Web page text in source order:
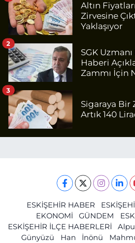
Altın
Zirvesine
Yaklaşıyor
SGK
Haberi
Zammı İçin
2
Sigaraya Bir
Artık 140
3
ESKİŞEHİR HABER
EKONOMİ
GÜNDEM
ESKİŞEHİR İLÇE HABERLERİ
Alpu
Günyüzü
Han İnönü